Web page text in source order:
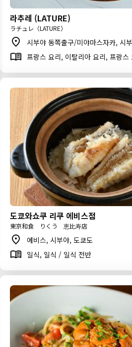
라추레 (LATURE)
ラチュレ（LATURE）
시부야 동쪽출구/미야마스자카, 시
프랑스 요리, 이탈리아 요리, 프랑
도쿄와쇼쿠 리쿠 에비스점
東京和食 りくう 恵比寿店
에비스, 시부야, 도쿄도
일식, 일식 / 일식 전반